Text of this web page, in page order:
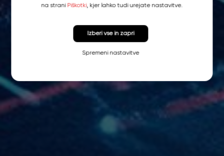
na strani Piškotki, kjer lahko tudi urejate nastavitve.
Spremeni nastavitve
Izberi vse in zapri